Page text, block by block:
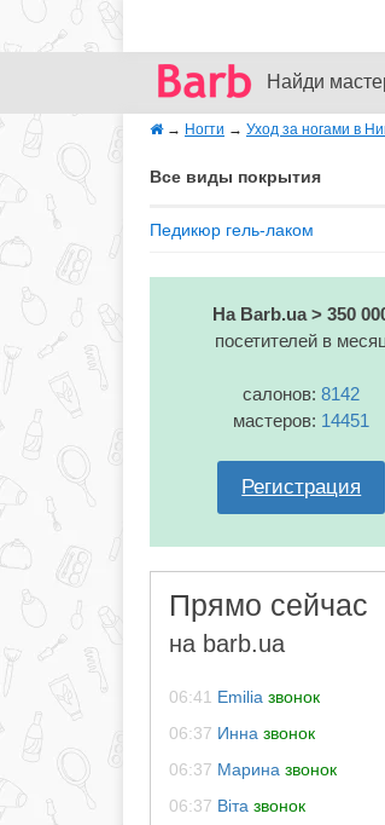
Найди
→ Ногти → Уход за ногами в
Все виды покрытия
Педикюр гель-лаком
На Barb.ua > 350
посетителей в
салонов:8142
мастеров: 14451
Регистрация
Прямо сейчас
на barb.ua
06:41 Emilia звонок
06:37 Инна звонок
06:37 Марина звонок
06:37 Віта звонок